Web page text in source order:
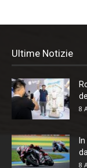
Ultime Notizie
8
8